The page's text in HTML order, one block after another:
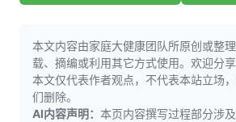
本文内容由家庭大健康团队所原创或整
载、摘编或利用其它方式使用。欢迎分享
本文仅代表作者观点，不代表本站立场
们删除。
AI内容声明： 本页内容撰写过程部分涉